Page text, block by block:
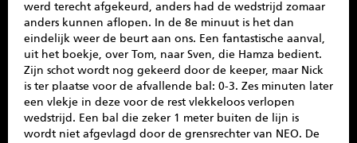
werd terecht afgekeurd, anders had de wedstrijd zomaar
anders kunnen aflopen. In de 8e minuut is het dan
eindelijk weer de beurt aan ons. Een fantastische aanval,
uit het boekje, over Tom, naar Sven, die Hamza bedient.
Zijn schot wordt nog gekeerd door de keeper, maar Nick
is ter plaatse voor de afvallende bal: 0-3. Zes minuten later
een vlekje in deze voor de rest vlekkeloos verlopen
wedstrijd. Een bal die zeker 1 meter buiten de lijn is
wordt niet afgevlagd door de grensrechter van NEO. De